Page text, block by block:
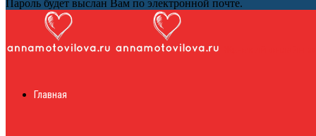
Пароль будет выслан Вам по электронной почте.
Главная